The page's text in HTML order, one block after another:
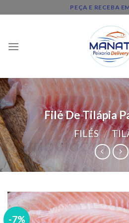
to
PEÇA E RECEBA
Filé De Tilápia
FILÉS /
-7%